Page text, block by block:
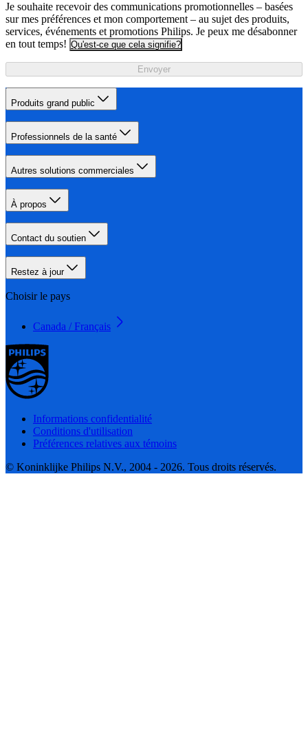
Je souhaite recevoir des communications promotionnelles – basées
sur mes préférences et mon comportement – au sujet des produits,
services, événements et promotions Philips. Je peux me désabonner
en tout temps! Qu'est-ce que cela signifie?
Envoyer
Produits grand public
Professionnels de la santé
Autres solutions commerciales
À propos
Contact du soutien
Restez à jour
Choisir le pays
Canada / Français
Informations confidentialité
Conditions d'utilisation
Préférences relatives aux témoins
© Koninklijke Philips N.V., 2004 - 2026. Tous droits réservés.